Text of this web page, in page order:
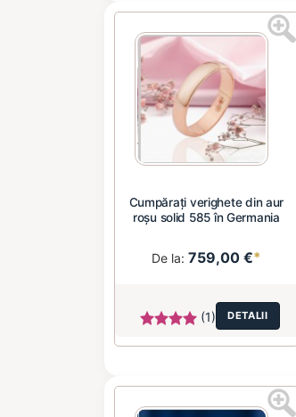
Cumpărați verighete din aur
roșu solid 585 în Germania
De la: 759,00 €*
(1) DETALII